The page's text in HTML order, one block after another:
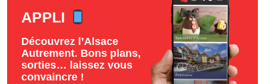
APPLI
Découvrez l’Alsace
Autrement. Bons plans,
sorties… laissez vous
convaincre !